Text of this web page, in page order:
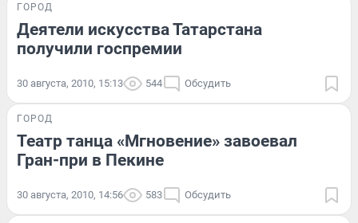
ГОРОД
Деятели искусства Татарстана
получили госпремии
30 августа, 2010, 15:13 544 Обсудить
ГОРОД
Театр танца «Мгновение» завоевал
Гран-при в Пекине
30 августа, 2010, 14:56 583 Обсудить